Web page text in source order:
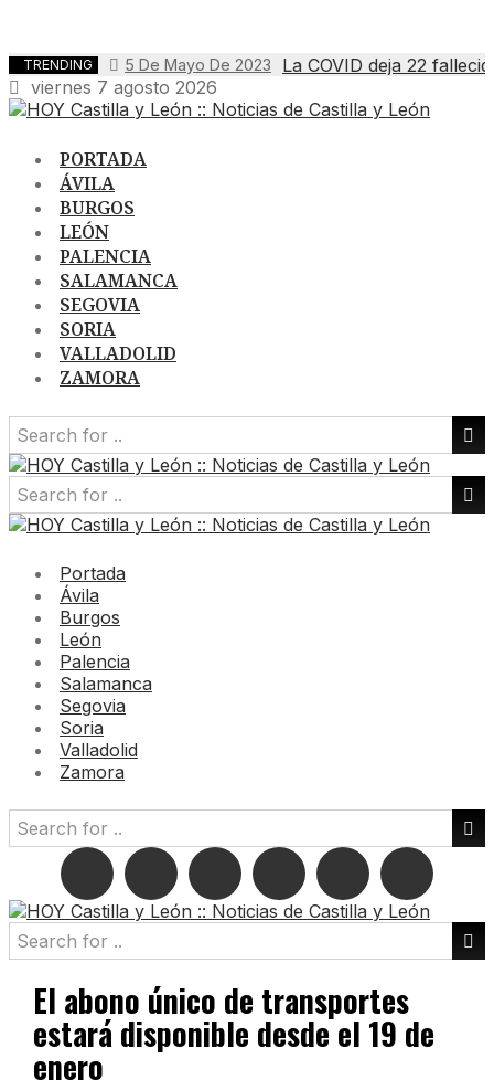
TRENDING 5 De Mayo De 2023
La COVID deja 22
viernes 7 agosto 2026
PORTADA
ÁVILA
BURGOS
LEÓN
PALENCIA
SALAMANCA
SEGOVIA
SORIA
VALLADOLID
ZAMORA
Portada
Ávila
Burgos
León
Palencia
Salamanca
Segovia
Soria
Valladolid
Zamora
El abono único de transportes
estará disponible desde el 19 de
enero